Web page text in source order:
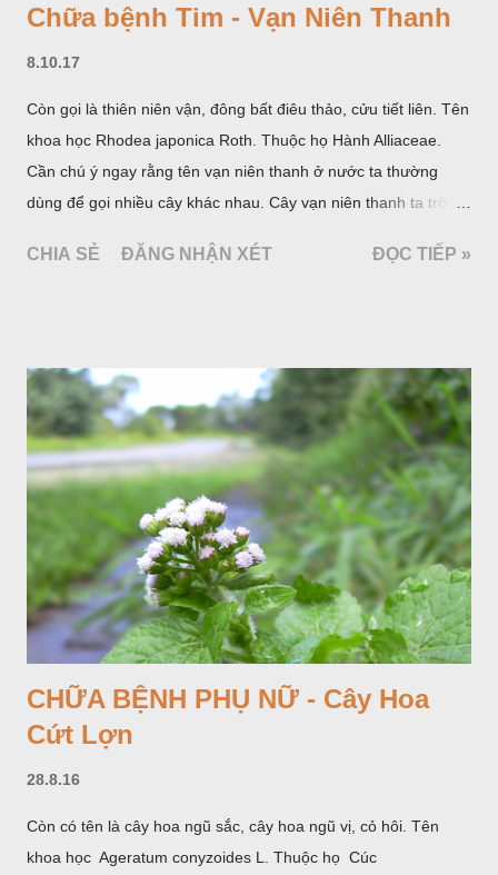
Chữa bệnh Tim - Vạn Niên Thanh
8.10.17
Còn gọi là thiên niên vận, đông bất điêu thảo, cửu tiết liên. Tên
khoa học Rhodea japonica Roth. Thuộc họ Hành Alliaceae.
Cần chú ý ngay rằng tên vạn niên thanh ở nước ta thường
dùng để gọi nhiều cây khác nhau. Cây vạn niên thanh ta trồng
Araceae. Còn cây vạn niên thanh giới thiệu ở đây thuộc họ
CHIA SẺ ĐĂNG NHẬN XÉT ĐỌC TIẾP »
CHỮA BỆNH PHỤ NỮ - Cây Hoa
Cứt Lợn
28.8.16
Còn có tên là cây hoa ngũ sắc, cây hoa ngũ vị, cỏ hôi. Tên
khoa học Ageratum conyzoides L. Thuộc họ Cúc